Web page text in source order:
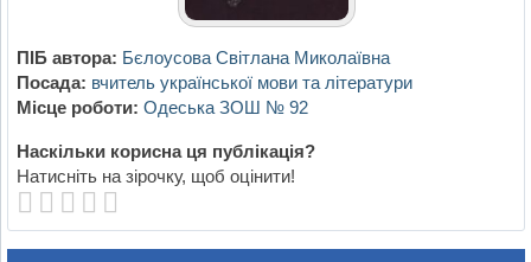
ПІБ автора: Бєлоусова Світлана Миколаївна
Посада: вчитель української мови та літератури
Місце роботи: Одеська ЗОШ № 92
Наскільки корисна ця публікація?
Натисніть на зірочку, щоб оцінити!